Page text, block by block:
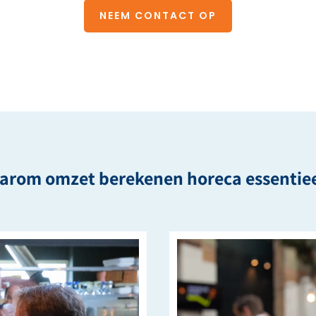
NEEM CONTACT OP
omzet berekenen horeca